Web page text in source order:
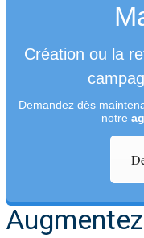
Création ou la
Demandez dès
notre